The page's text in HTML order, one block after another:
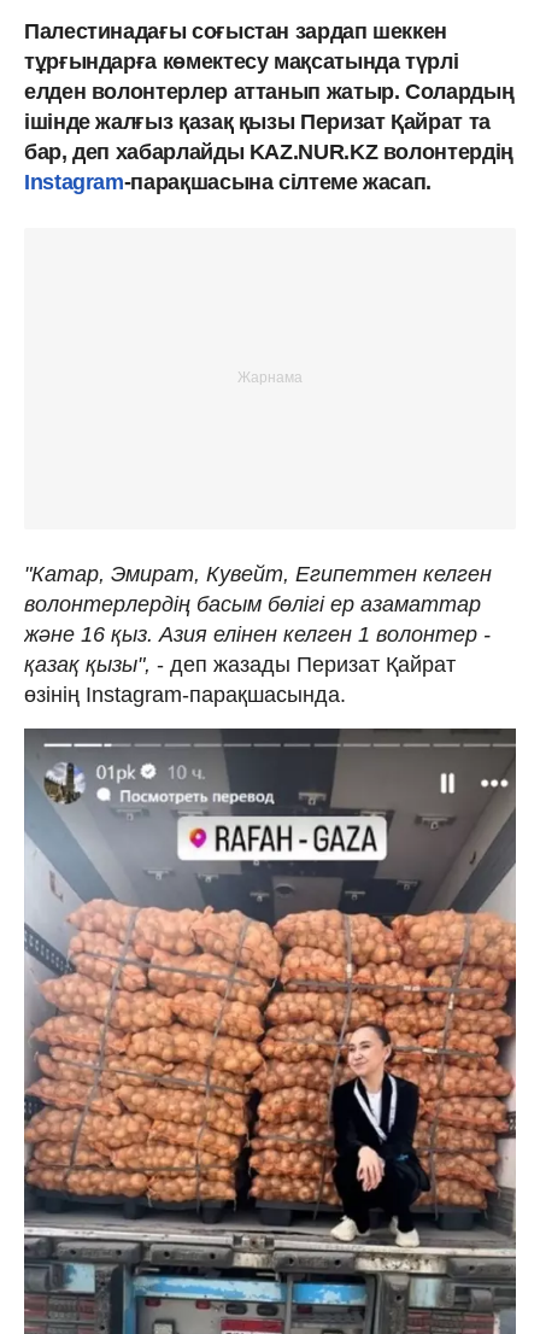
Палестинадағы соғыстан зардап шеккен
тұрғындарға көмектесу мақсатында түрлі
елден волонтерлер аттанып жатыр. Солардың
ішінде жалғыз қазақ қызы Перизат Қайрат та
бар, деп хабарлайды KAZ.NUR.KZ волонтердің
Instagram-парақшасына сілтеме жасап.
"Катар, Эмират, Кувейт, Египеттен келген
волонтерлердің басым бөлігі ер азаматтар
және 16 қыз. Азия елінен келген 1 волонтер -
қазақ қызы", - деп жазады Перизат Қайрат
өзінің Instagram-парақшасында.